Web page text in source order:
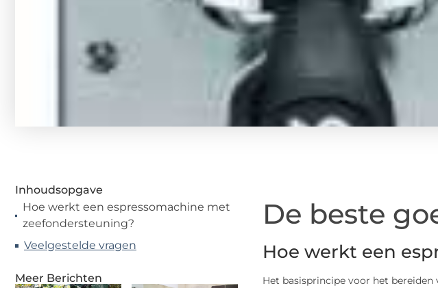
Inhoudsopgave
Hoe werkt een espressomachine met
zeefondersteuning?
Veelgestelde vragen
Meer Berichten
De beste
Hoe werkt een
Het basisprincipe voor het